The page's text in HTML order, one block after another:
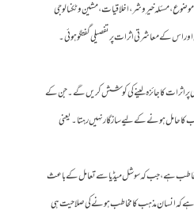
، مسئلہ خیر و شر ، اخلاقیات، مشین و ٹکنالوجی
اس کے معاشرتی اثرات پر تفصیلی گفتگو ہوئی۔
پر اثرات کا جائزہ لینے کی کوشش کریں گے۔ جن کے
کا حامل ہونے کے لیے سازگار نہیں رہتا۔ یعنی
ہے، جب کہ سوشل میڈیا سے تعامل کے باعث
ہے کہ انسان مذہب کا مخاطب ہونے کی صلاحیت ہی